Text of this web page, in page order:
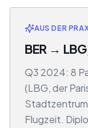
AUS DER
BER →
Q3 2024: 8
(LBG, der
Flugzeit.